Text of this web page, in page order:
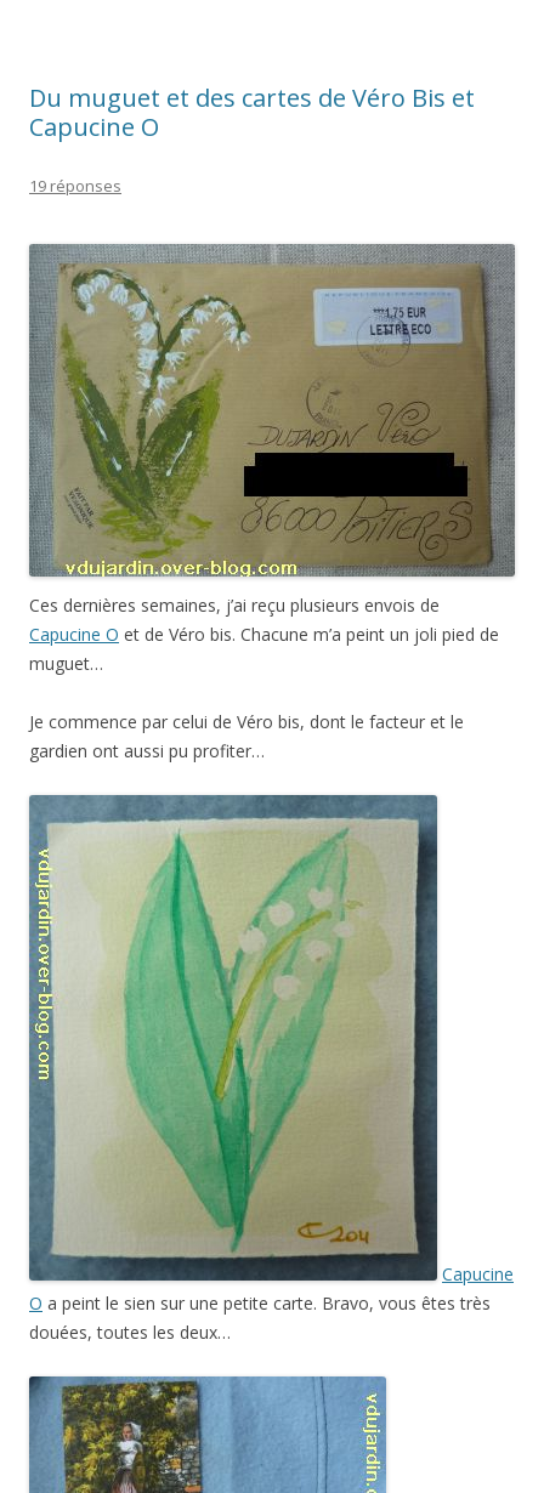
Du muguet et des cartes de Véro Bis et
Capucine O
19 réponses
Ces dernières semaines, j’ai reçu plusieurs envois de
Capucine O et de Véro bis. Chacune m’a peint un joli pied de
muguet…
Je commence par celui de Véro bis, dont le facteur et le
gardien ont aussi pu profiter…
Capucine
O a peint le sien sur une petite carte. Bravo, vous êtes très
douées, toutes les deux…